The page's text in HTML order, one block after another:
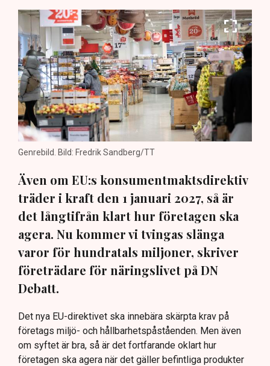
Genrebild. Bild: Fredrik Sandberg/TT
Även om EU:s konsumentmaktsdirektiv
träder i kraft den 1 januari 2027, så är
det långtifrån klart hur företagen ska
agera. Nu kommer vi tvingas slänga
varor för hundratals miljoner, skriver
företrädare för näringslivet på DN
Debatt.
Det nya EU-direktivet ska innebära skärpta krav på
företags miljö- och hållbarhetspåståenden. Men även
om syftet är bra, så är det fortfarande oklart hur
företagen ska agera när det gäller befintliga produkter